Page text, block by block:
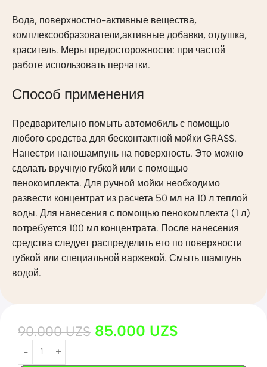
Вода, поверхностно-активные вещества,
комплексообразователи,активные добавки, отдушка,
краситель. Меры предосторожности: при частой
работе использовать перчатки.
Способ применения
Предварительно помыть автомобиль с помощью
любого средства для бесконтактной мойки GRASS.
Нанестри наношампунь на поверхность. Это можно
сделать вручную губкой или с помощью
пенокомплекта. Для ручной мойки необходимо
развести концентрат из расчета 50 мл на 10 л теплой
воды. Для нанесения с помощью пенокомплекта (1 л)
потребуется 100 мл концентрата. После нанесения
средства следует распределить его по поверхности
губкой или специальной варжекой. Смыть шампунь
водой.
90.000UZS 85.000 UZS